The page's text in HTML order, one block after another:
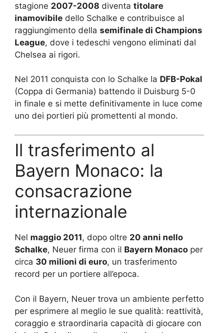
stagione 2007-2008 diventa titolare
inamovibile dello Schalke e contribuisce al
raggiungimento della semifinale di Champions
League, dove i tedeschi vengono eliminati dal
Chelsea ai rigori.
Nel 2011 conquista con lo Schalke la DFB-Pokal
(Coppa di Germania) battendo il Duisburg 5-0
in finale e si mette definitivamente in luce come
uno dei portieri più promettenti al mondo.
Il trasferimento al
Bayern Monaco: la
consacrazione
internazionale
Nel maggio 2011, dopo oltre 20 anni nello
Schalke, Neuer firma con il Bayern Monaco per
circa 30 milioni di euro, un trasferimento
record per un portiere all’epoca.
Con il Bayern, Neuer trova un ambiente perfetto
per esprimere al meglio le sue qualità: reattività,
coraggio e straordinaria capacità di giocare con